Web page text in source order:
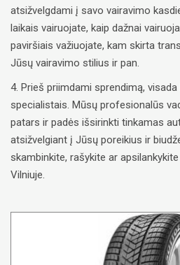
atsižvelgdami į savo vairavimo
laikais vairuojate, kaip dažnai
paviršiais važiuojate, kam skirta
Jūsų vairavimo stilius ir pan.
4. Prieš priimdami sprendimą,
specialistais. Mūsų profesionalūs
patars ir padės išsirinkti tinkamas
atsižvelgiant į Jūsų poreikius ir
skambinkite, rašykite ar
Vilniuje.